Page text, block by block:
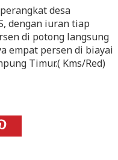
desa
dengan iuran tiap
di potong langsung
empat persen di biayai
Timur.( Kms/Red)